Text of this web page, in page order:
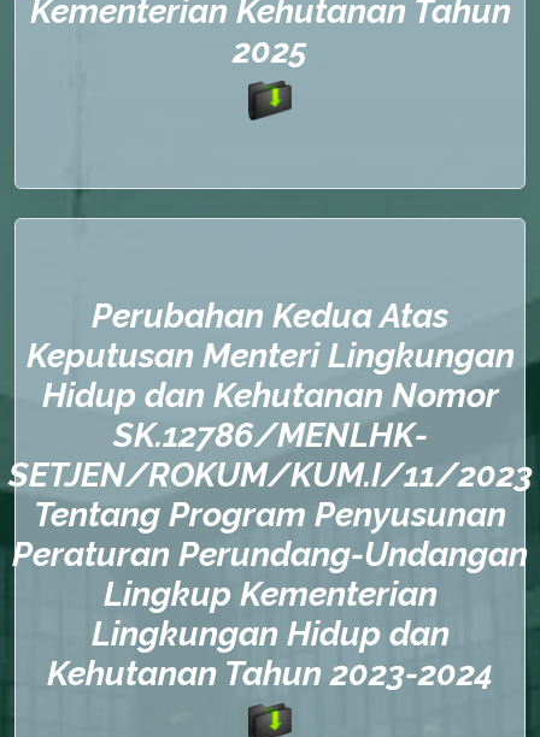
Kementerian Kehutanan Tahun
2025
Perubahan Kedua Atas
Keputusan Menteri Lingkungan
Hidup dan Kehutanan Nomor
SK.12786/MENLHK-
SETJEN/ROKUM/KUM.I/11/2023
Tentang Program Penyusunan
Peraturan Perundang-Undangan
Lingkup Kementerian
Lingkungan Hidup dan
Kehutanan Tahun 2023-2024